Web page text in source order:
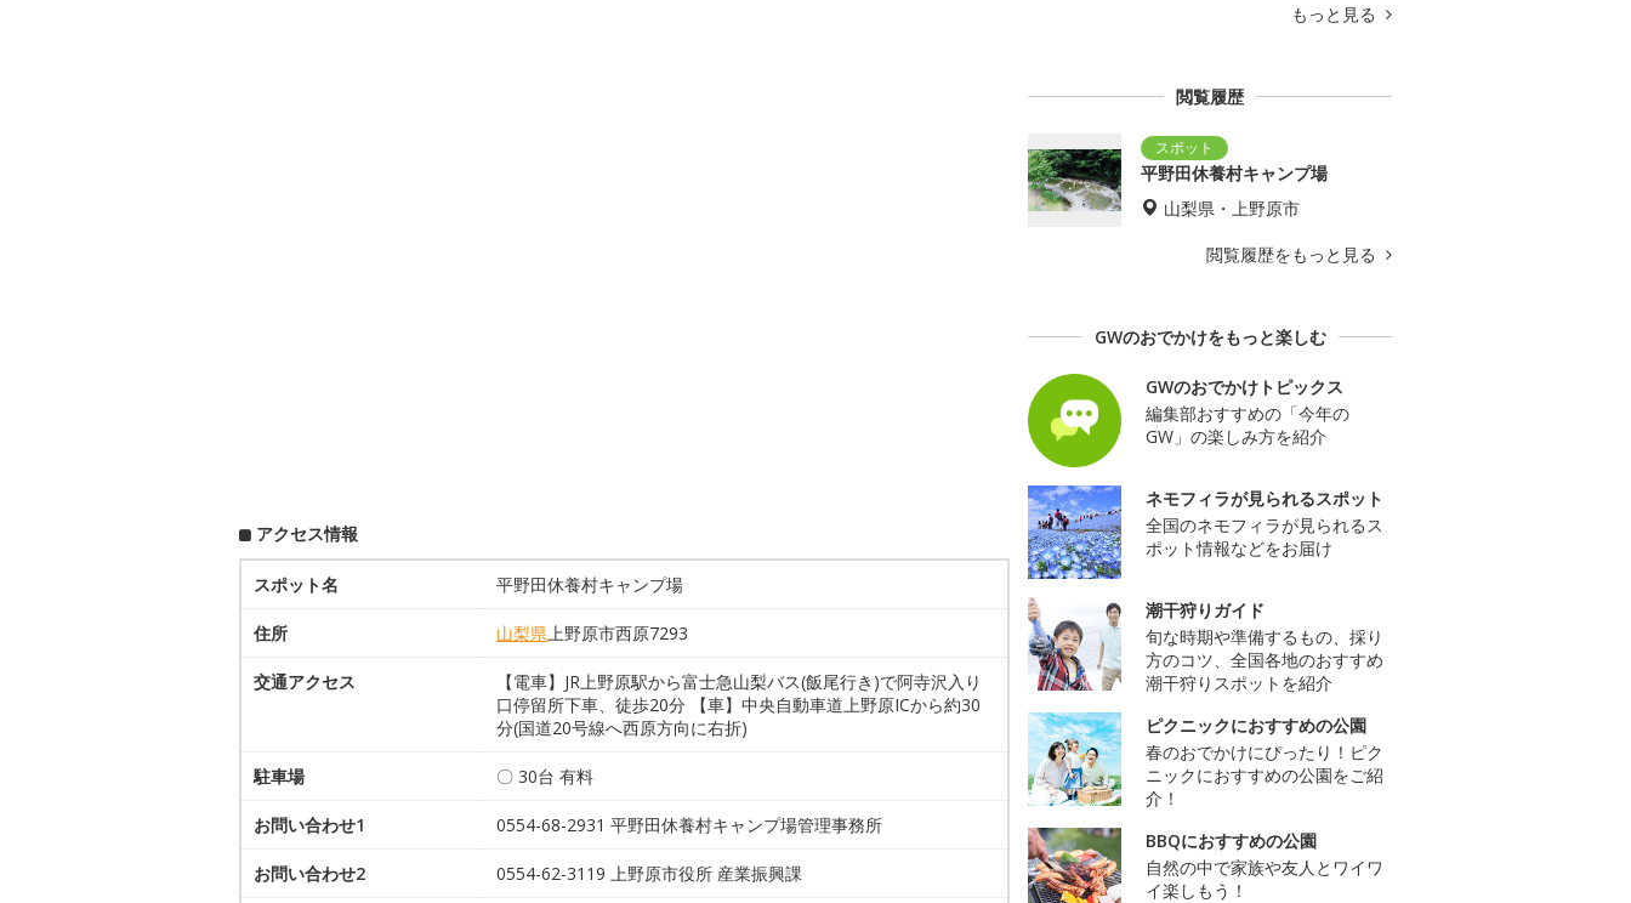
アクセス情報
スポット名 平野田休養村キャンプ場
住所 山梨県上野原市西原7293
交通アクセス
【電車】JR上野原駅から富士急山梨バス(飯尾行き)で阿寺沢入り
口停留所下車、徒歩20分 【車】中央自動車道上野原ICから約30
分(国道20号線へ西原方向に右折)
駐車場 〇 30台 有料
お問い合わせ1 0554-68-2931 平野田休養村キャンプ場管理事務所
お問い合わせ2 0554-62-3119 上野原市役所 産業振興課
もっと見る
閲覧履歴
平野田休養村キャンプ場
山梨県・上野原市
閲覧履歴をもっと見る
GWのおでかけをもっと楽しむ
GWのおでかけトピックス
編集部おすすめの「今年の
GW」の楽しみ方を紹介
ネモフィラが見られるスポット
全国のネモフィラが見られるス
ポット情報などをお届け
潮干狩りガイド
旬な時期や準備するもの、採り
方のコツ、全国各地のおすすめ
潮干狩りスポットを紹介
ピクニックにおすすめの公園
春のおでかけにぴったり！ピク
ニックにおすすめの公園をご紹
介！
BBQにおすすめの公園
自然の中で家族や友人とワイワ
イ楽しもう！